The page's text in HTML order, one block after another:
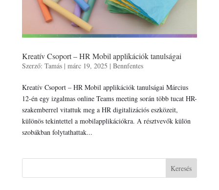
Kreatív Csoport – HR Mobil applikációk tanulságai
Szerző: Tamás| márc 19, 2025 | Bennfentes
Kreatív Csoport – HR Mobil applikációk tanulságai Március
12-én egy izgalmas online Teams meeting során több tucat HR-
szakemberrel vitattuk meg a HR digitalizációs eszközeit,
különös tekintettel a mobilapplikációkra. A résztvevők külön
szobákban folytathattak...
Keresés